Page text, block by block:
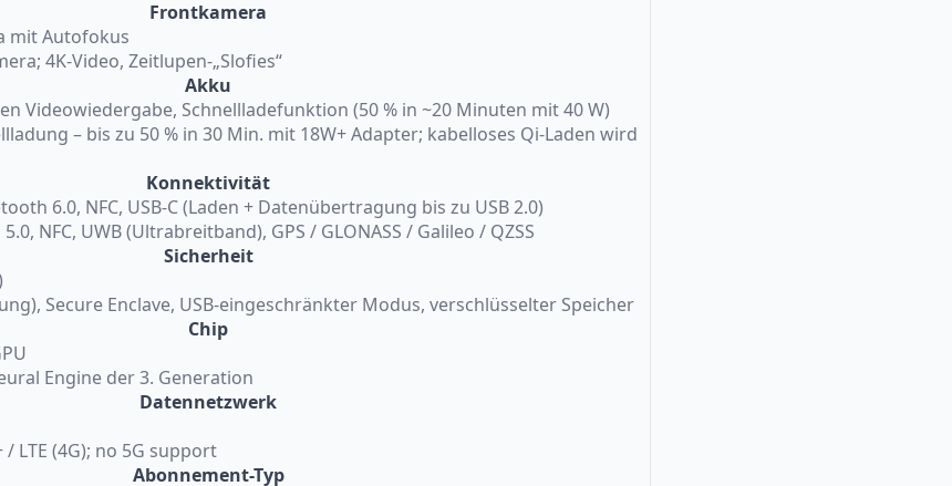
Frontkamera
mit Autofokus
4K-Video, Zeitlupen-„Slofies“
Akku
Videowiedergabe, Schnellladefunktion (50 % in ~20 Minuten mit 40 W)
– bis zu 50 % in 30 Min. mit 18W+ Adapter; kabelloses Qi-Laden wird
Konnektivität
6.0, NFC, USB-C (Laden + Datenübertragung bis zu USB 2.0)
NFC, UWB (Ultrabreitband), GPS / GLONASS / Galileo / QZSS
Sicherheit
Secure Enclave, USB-eingeschränkter Modus, verschlüsselter Speicher
Chip
Engine der 3. Generation
Datennetzwerk
/ LTE (4G); no 5G support
Abonnement-Typ